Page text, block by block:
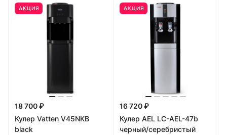
АКЦИЯ
18 700 ₽
Кулер Vatten V45NKB
black
АКЦИЯ
16 720 ₽
Кулер AEL LС-AEL-47b
черный/серебристый